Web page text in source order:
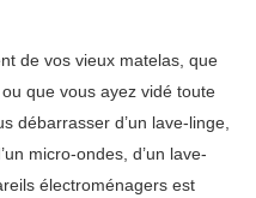
de vos vieux matelas, que
que vous ayez vidé toute
débarrasser d’un lave-linge,
micro-ondes, d’un lave-
électroménagers est